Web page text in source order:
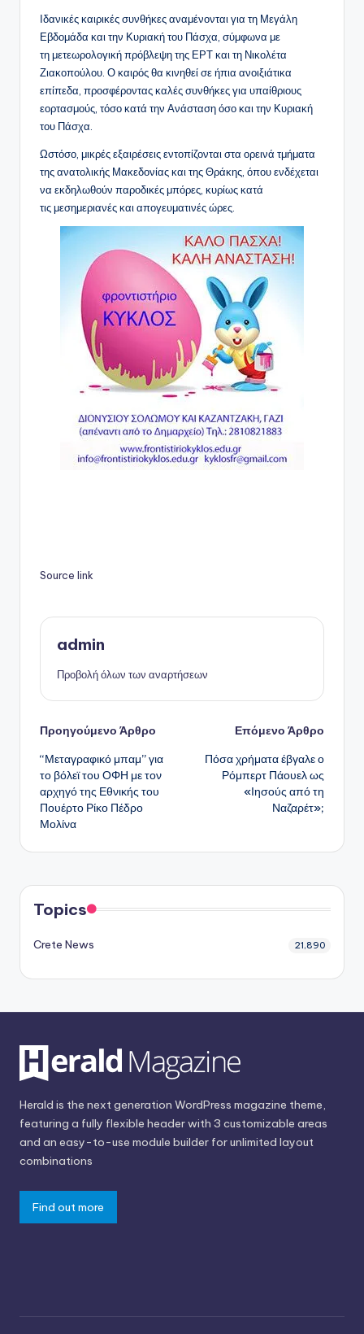
Ιδανικές καιρικές συνθήκες αναμένονται για τη Μεγάλη
Εβδομάδα και την Κυριακή του Πάσχα, σύμφωνα με
τη μετεωρολογική πρόβλεψη της ΕΡΤ και τη Νικολέτα
Ζιακοπούλου. Ο καιρός θα κινηθεί σε ήπια ανοιξιάτικα
επίπεδα, προσφέροντας καλές συνθήκες για υπαίθριους
εορτασμούς, τόσο κατά την Ανάσταση όσο και την Κυριακή
του Πάσχα.
Ωστόσο, μικρές εξαιρέσεις εντοπίζονται στα ορεινά τμήματα
της ανατολικής Μακεδονίας και της Θράκης, όπου ενδέχεται
να εκδηλωθούν παροδικές μπόρες, κυρίως κατά
τις μεσημεριανές και απογευματινές ώρες.
Source link
admin
Προβολή όλων των αναρτήσεων
Πλοήγηση
δημοσιεύσεων
Προηγούμενο Άρθρο
“Μεταγραφικό μπαμ” για
το βόλεϊ του ΟΦΗ με τον
αρχηγό της Εθνικής του
Πουέρτο Ρίκο Πέδρο
Μολίνα
Επόμενο Άρθρο
Πόσα χρήματα έβγαλε ο
Ρόμπερτ Πάουελ ως
«Ιησούς από τη
Ναζαρέτ»;
Topics
Crete News 21,890
Herald is the next generation WordPress magazine theme,
featuring a fully flexible header with 3 customizable areas
and an easy-to-use module builder for unlimited layout
combinations
Find out more